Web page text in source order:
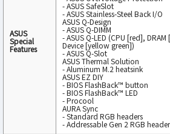
ASUS
Special
Features
- ASUS SafeSlot
- ASUS Stainless-Steel Back I/O
ASUS Q-Design
- ASUS Q-DIMM
- ASUS Q-LED (CPU [red],
Device [yellow green])
- ASUS Q-Slot
ASUS Thermal Solution
- Aluminum M.2 heatsink
ASUS EZ DIY
- BIOS FlashBack™ button
- BIOS FlashBack™ LED
- Procool
AURA Sync
- Standard RGB headers
- Addressable Gen 2 RGB header